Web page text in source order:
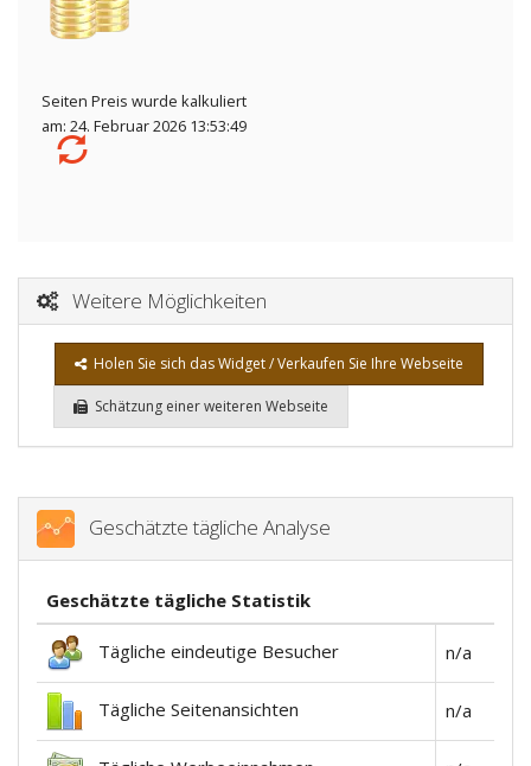
Seiten Preis wurde kalkuliert
am: 24. Februar 2026 13:53:49
Weitere Möglichkeiten
Holen Sie sich das Widget / Verkaufen Sie Ihre Webseite
Schätzung einer weiteren Webseite
Geschätzte tägliche Analyse
Geschätzte tägliche Statistik
Tägliche eindeutige Besucher n/a
Tägliche Seitenansichten n/a